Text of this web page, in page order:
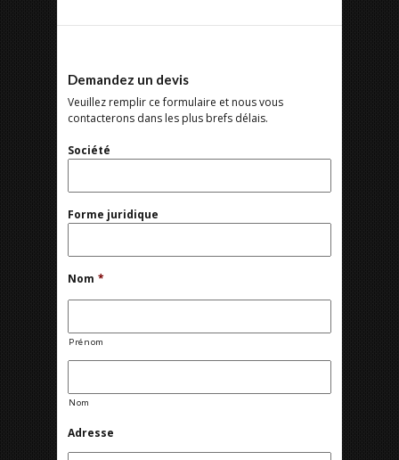
Demandez un devis
Veuillez remplir ce formulaire et nous vous
contacterons dans les plus brefs délais.
Société
Forme juridique
Nom *
Prénom
Nom
Adresse